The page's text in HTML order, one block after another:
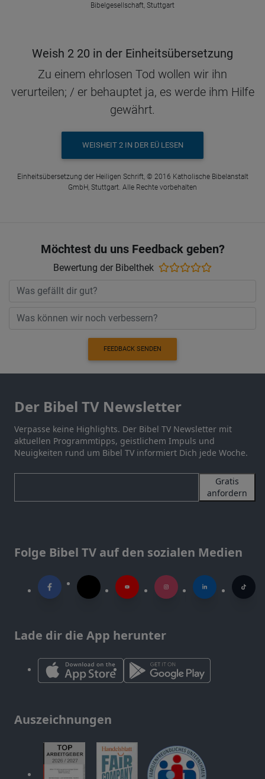
Bibelgesellschaft, Stuttgart
Weish 2 20 in der Einheitsübersetzung
Zu einem ehrlosen Tod wollen wir ihn
verurteilen; / er behauptet ja, es werde ihm Hilfe
gewährt.
WEISHEIT 2 IN DER EÜ LESEN
Einheitsübersetzung der Heiligen Schrift, © 2016 Katholische Bibelanstalt
GmbH, Stuttgart. Alle Rechte vorbehalten
Möchtest du uns Feedback geben?
Bewertung der Bibelthek
FEEDBACK SENDEN
Der Bibel TV Newsletter
Verpasse keine Highlights. Der Bibel TV Newsletter mit
aktuellen Programmtipps, geistlichem Impuls und
Neuigkeiten rund um Bibel TV informiert Dich jede Woche.
Gratis
anfordern
Folge Bibel TV auf den sozialen Medien
Lade dir die App herunter
Auszeichnungen